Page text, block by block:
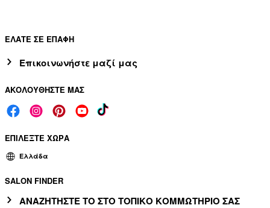
ΕΛΑΤΕ ΣΕ ΕΠΑΦΗ
Επικοινωνήστε μαζί μας
ΑΚΟΛΟΥΘΗΣΤΕ ΜΑΣ
ΕΠΙΛΕΞΤΕ ΧΩΡΑ
Ελλάδα
SALON FINDER
ΑΝΑΖΗΤΗΣΤΕ ΤΟ ΣΤΟ ΤΟΠΙΚΟ ΚΟΜΜΩΤΗΡΙΟ ΣΑΣ